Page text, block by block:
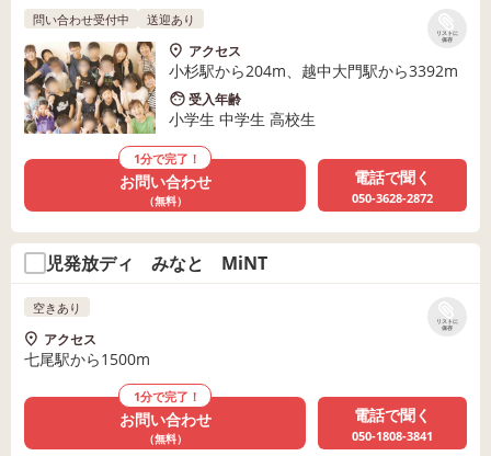
リストに
保存
問い合わせ受付中 送迎あり
アクセス
小杉駅から204m、越中大門駅から3392m
受入年齢
小学生 中学生 高校生
1分で完了！
お問い合わせ
（無料）
電話で聞く
050-3628-2872
児発放ディ みなと MiNT
リストに
保存
空きあり
アクセス
七尾駅から1500m
1分で完了！
お問い合わせ
（無料）
電話で聞く
050-1808-3841